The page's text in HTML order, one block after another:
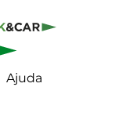
Ajuda